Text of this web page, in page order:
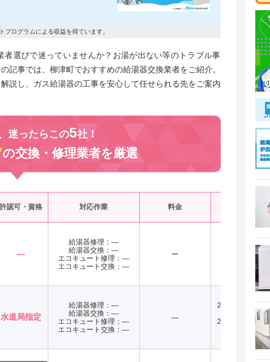
ログラムによる収益を得ています。
選びで迷っていませんか？お湯が出ない等のトラブル事
記事では、柳津町でおすすめの給湯器交換業者をご紹介。
説し、ガス給湯器の工事を安心して任せられる先をご案内
迷ったらこの5社！
の交換・修理業者を厳選
許認可・資格 対応作業 料金
―
給湯器修理：―
給湯器交換：―
エコキュート修理：―
エコキュート交換：―
ー
水道局指定
給湯器修理：―
給湯器交換：―
エコキュート修理：―
エコキュート交換：―
―
24時間365日
24時間365日